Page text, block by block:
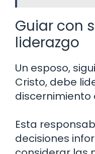
Guiar con
liderazgo
Un esposo,
Cristo, debe
discernimiento
Esta
decisiones